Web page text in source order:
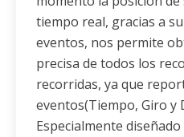
tiempo real, gracias a
eventos, nos permite
precisa de todos los
recorridas, ya que
eventos(Tiempo, Giro y
Especialmente